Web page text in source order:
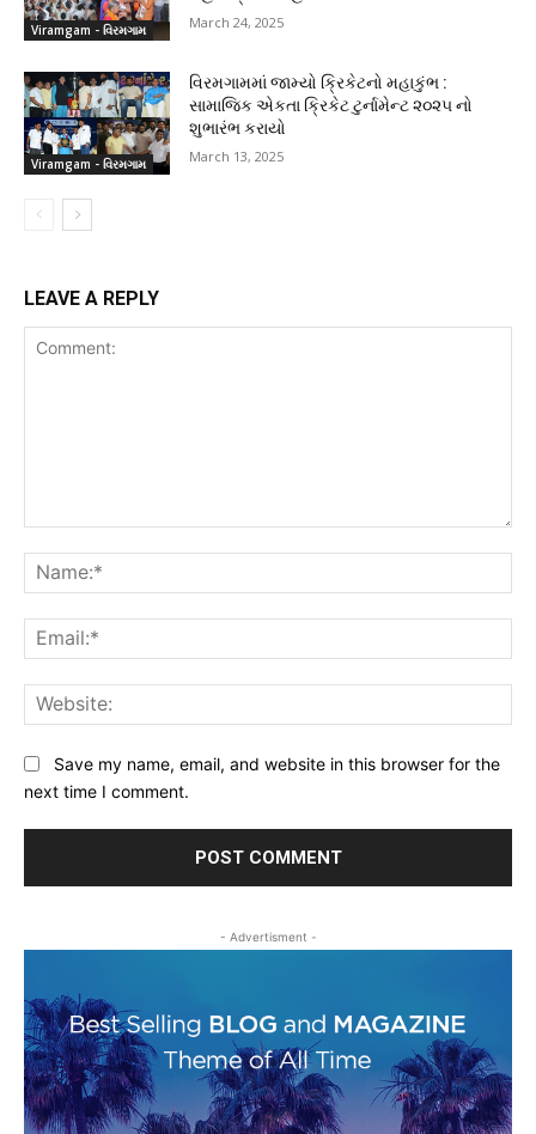
Viramgam - વિરમગામ March 24, 2025
Viramgam - વિરમગામ
વિરમગામમાં જામ્યો ક્રિકેટનો મહાકુંભ :
સામાજિક એકતા ક્રિકેટ ટુર્નામેન્ટ ૨૦૨૫ નો
શુભારંભ કરાયો
March 13, 2025
LEAVE A REPLY
Save my name, email, and website in this browser for the
next time I comment.
- Advertisment -